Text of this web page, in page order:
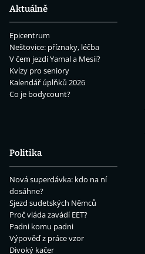
Aktuálně
Epicentrum
Neštovice: příznaky, léčba
V čem jezdí Yamal a Mesii?
Kvízy pro seniory
Kalendář úplňků 2026
Co je bodycount?
Politika
Nová superdávka: kdo na ní
dosáhne?
Sjezd sudetských Němců
Proč vláda zavádí EET?
Padni komu padni
Výpověď z práce vzor
Divoký kačer